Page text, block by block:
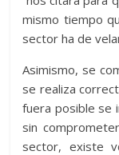
mismo tiempo
sector ha de
Asimismo, se
se realiza
fuera posible se
sin
sector, existe